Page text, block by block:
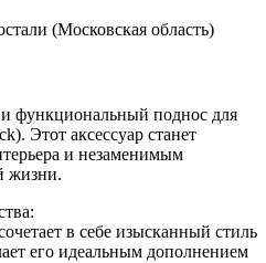
(Московская область)
функциональный поднос для
Этот аксессуар станет
и незаменимым
жизни.
в себе изысканный стиль
его идеальным дополнением